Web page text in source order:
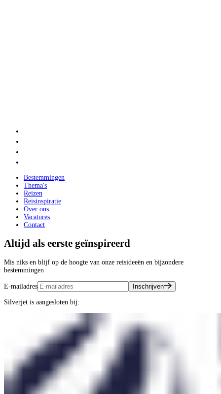
Bestemmingen
Thema's
Reizen
Reisinspiratie
Over ons
Vacatures
Contact
Altijd als eerste geïnspireerd
Mis niks en blijf op de hoogte van onze reisideeën en bijzondere
bestemmingen
E-mailadres Inschrijven
Silverjet is aangesloten bij: